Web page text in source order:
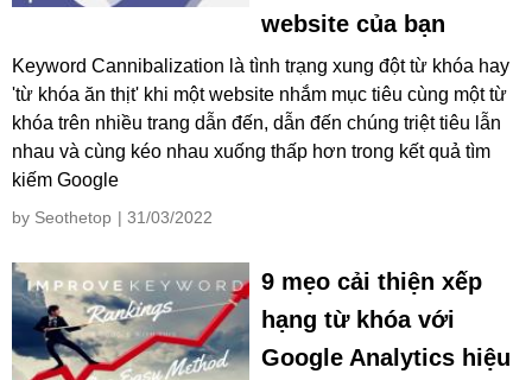
website của bạn
Keyword Cannibalization là tình trạng xung đột từ khóa hay
'từ khóa ăn thịt' khi một website nhắm mục tiêu cùng một từ
khóa trên nhiều trang dẫn đến, dẫn đến chúng triệt tiêu lẫn
nhau và cùng kéo nhau xuống thấp hơn trong kết quả tìm
kiếm Google
by Seothetop | 31/03/2022
9 mẹo cải thiện xếp
hạng từ khóa với
Google Analytics hiệu